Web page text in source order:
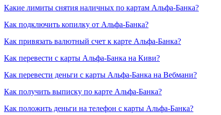
Какие лимиты снятия наличных по картам Альфа-Банка?
Как подключить копилку от Альфа-Банка?
Как привязать валютный счет к карте Альфа-Банка?
Как перевести с карты Альфа-Банка на Киви?
Как перевести деньги с карты Альфа-Банка на Вебмани?
Как получить выписку по карте Альфа-Банка?
Как положить деньги на телефон с карты Альфа-Банка?